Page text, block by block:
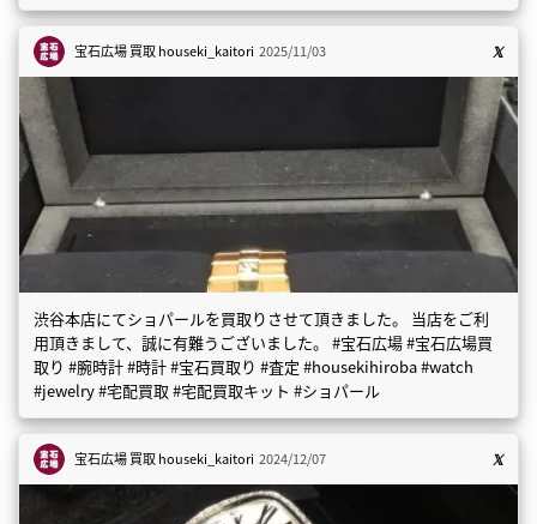
宝石広場 買取houseki_kaitori 2025/11/03
渋谷本店にてショパールを買取りさせて頂きました。 当店をご利
用頂きまして、誠に有難うございました。 #宝石広場 #宝石広場買
取り #腕時計 #時計 #宝石買取り #査定 #housekihiroba #watch
#jewelry #宅配買取 #宅配買取キット #ショパール
宝石広場 買取houseki_kaitori 2024/12/07